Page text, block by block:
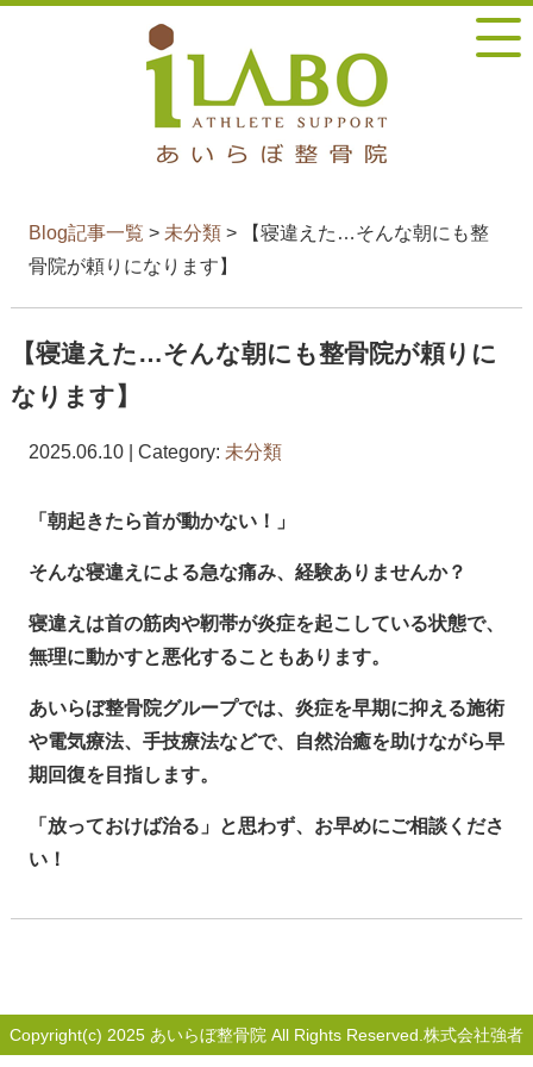
Blog記事一覧 > 未分類> 【寝違えた…そんな朝にも整
骨院が頼りになります】
【寝違えた…そんな朝にも整骨院が頼りに
なります】
2025.06.10 | Category: 未分類
「朝起きたら首が動かない！」
そんな寝違えによる急な痛み、経験ありませんか？
寝違えは首の筋肉や靭帯が炎症を起こしている状態で、
無理に動かすと悪化することもあります。
あいらぼ整骨院グループでは、炎症を早期に抑える施術
や電気療法、手技療法などで、自然治癒を助けながら早
期回復を目指します。
「放っておけば治る」と思わず、お早めにご相談くださ
い！
Copyright(c) 2025 あいらぼ整骨院 All Rights Reserved.株式会社強者